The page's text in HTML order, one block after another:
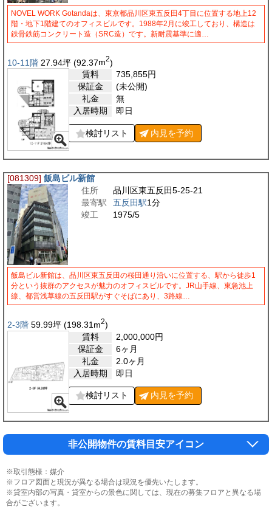
NOVEL WORK Gotandaは、東京都品川区東五反田4丁目に位置する地上12
階・地下1階建てのオフィスビルです。1988年2月に竣工しており、構造は
鉄骨鉄筋コンクリート造（SRC造）です。新耐震基準に適…
10-11階 27.94坪 (92.37m2)
賃料
735,855円
保証金
(未公開)
礼金
無
入居時期
即日
検討リスト 内見を予約
[081309] 飯島ビル新館
住所
品川区東五反田5-25-21
最寄駅
五反田駅1分
竣工
1975/5
飯島ビル新館は、品川区東五反田の桜田通り沿いに位置する、駅から徒歩1
分という抜群のアクセスが魅力のオフィスビルです。JR山手線、東急池上
線、都営浅草線の五反田駅がすぐそばにあり、3路線…
2-3階 59.99坪 (198.31 m2)
賃料
2,000,000円
保証金
6ヶ月
礼金
2.0ヶ月
入居時期
即日
検討リスト 内見を予約
非公開物件の賃料目安アイコン
※取引態様：媒介
※フロア図面と現況が異なる場合は現況を優先いたします。
※貸室内部の写真・貸室からの景色に関しては、現在の募集フロアと異なる場
合がございます。